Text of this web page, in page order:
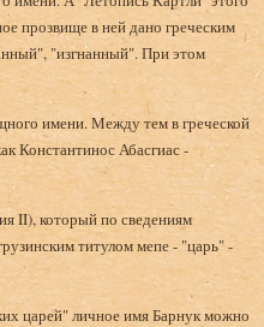
прозвище в ней дано греческим
"изгнанный". При этом
имени. Между тем в греческой
Константинос Абасгиас -
II), который по сведениям
титулом мепе - "царь" -
царей" личное имя Барнук можно